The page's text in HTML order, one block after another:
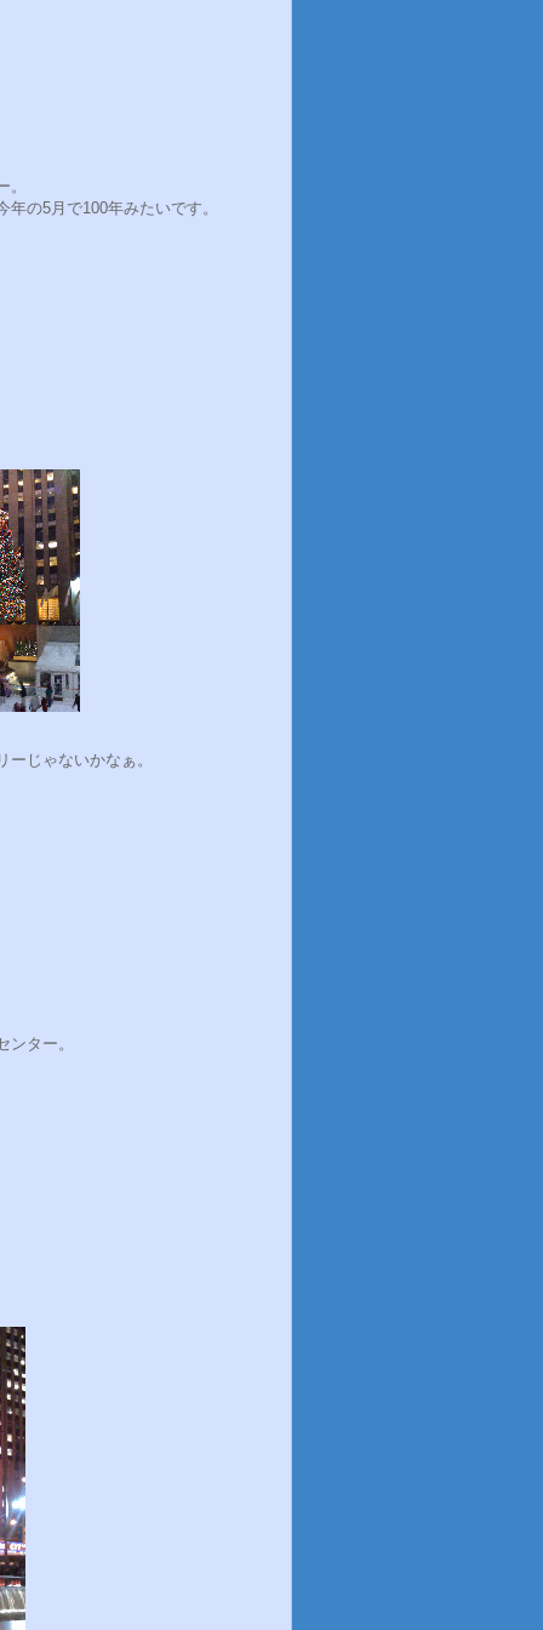
の5月で100年みたいです。
じゃないかなぁ。
ター。